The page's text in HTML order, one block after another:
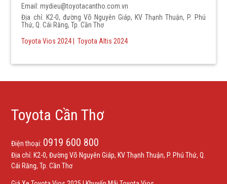
Email: mydieu@toyotacantho.com.vn
Địa chỉ: K2-0, đường Võ Nguyên Giáp, KV Thạnh Thuận, P. Phú
Thứ, Q. Cái Răng, Tp. Cần Thơ
Toyota Vios 2024|Toyota Altis 2024
Toyota Cần Thơ
Điện thoại: 0919 600 800
Địa chỉ: K2-0, Đường Võ Nguyên Giáp, KV Thạnh Thuận, P. Phú Thứ, Q.
Cái Răng, Tp. Cần Thơ